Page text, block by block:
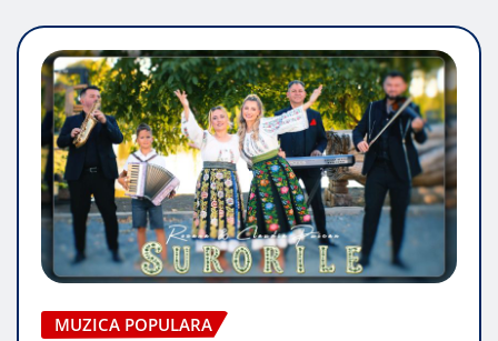
MUZICA POPULARA